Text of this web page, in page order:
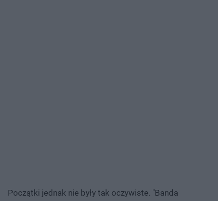
Początki jednak nie były tak oczywiste. "Banda